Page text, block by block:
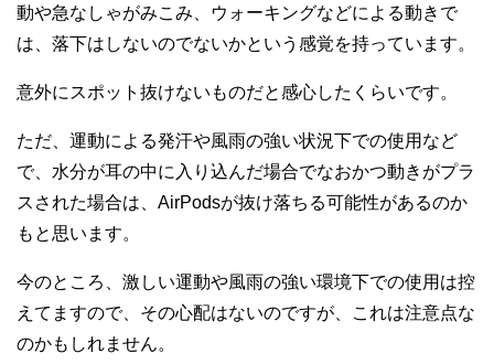
動や急なしゃがみこみ、ウォーキングなどによる動きで
は、落下はしないのでないかという感覚を持っています。
意外にスポット抜けないものだと感心したくらいです。
ただ、運動による発汗や風雨の強い状況下での使用など
で、水分が耳の中に入り込んだ場合でなおかつ動きがプラ
スされた場合は、AirPodsが抜け落ちる可能性があるのか
もと思います。
今のところ、激しい運動や風雨の強い環境下での使用は控
えてますので、その心配はないのですが、これは注意点な
のかもしれません。